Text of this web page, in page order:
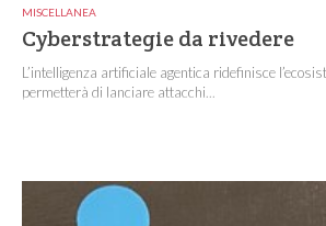
MISCELLANEA
Cyberstrategie da rivedere
L’intelligenza artificiale agentica ridefinisce
permetterà di lanciare attacchi...